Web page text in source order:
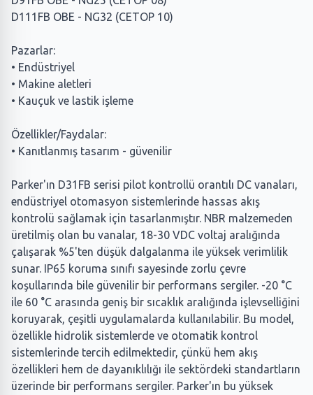
D111FB OBE - NG32 (CETOP 10)
Pazarlar:
• Endüstriyel
• Makine aletleri
• Kauçuk ve lastik işleme
Özellikler/Faydalar:
• Kanıtlanmış tasarım - güvenilir
Parker'ın D31FB serisi pilot kontrollü orantılı DC vanaları,
endüstriyel otomasyon sistemlerinde hassas akış
kontrolü sağlamak için tasarlanmıştır. NBR malzemeden
üretilmiş olan bu vanalar, 18-30 VDC voltaj aralığında
çalışarak %5'ten düşük dalgalanma ile yüksek verimlilik
sunar. IP65 koruma sınıfı sayesinde zorlu çevre
koşullarında bile güvenilir bir performans sergiler. -20 °C
ile 60 °C arasında geniş bir sıcaklık aralığında işlevselliğini
koruyarak, çeşitli uygulamalarda kullanılabilir. Bu model,
özellikle hidrolik sistemlerde ve otomatik kontrol
sistemlerinde tercih edilmektedir, çünkü hem akış
özellikleri hem de dayanıklılığı ile sektördeki standartların
üzerinde bir performans sergiler. Parker'ın bu yüksek